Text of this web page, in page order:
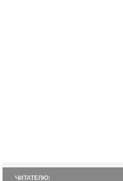
ЧИТАТЕЛЮ: